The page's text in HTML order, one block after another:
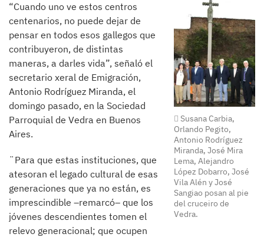
Susana Carbia,
Orlando Pegito,
Antonio Rodríguez
Miranda, José Mira
Lema, Alejandro
López Dobarro, José
Vila Alén y José
Sangiao posan al pie
del cruceiro de
Vedra.
“Cuando uno ve estos centros
centenarios, no puede dejar de
pensar en todos esos gallegos que
contribuyeron, de distintas
maneras, a darles vida”, señaló el
secretario xeral de Emigración,
Antonio Rodríguez Miranda, el
domingo pasado, en la Sociedad
Parroquial de Vedra en Buenos
Aires.
¨Para que estas instituciones, que
atesoran el legado cultural de esas
generaciones que ya no están, es
imprescindible –remarcó– que los
jóvenes descendientes tomen el
relevo generacional; que ocupen